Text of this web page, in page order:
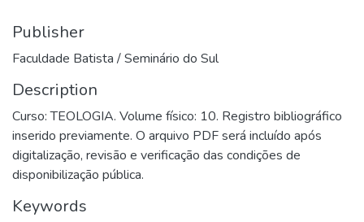
Publisher
Faculdade Batista / Seminário do Sul
Description
Curso: TEOLOGIA. Volume físico: 10. Registro bibliográfico
inserido previamente. O arquivo PDF será incluído após
digitalização, revisão e verificação das condições de
disponibilização pública.
Keywords